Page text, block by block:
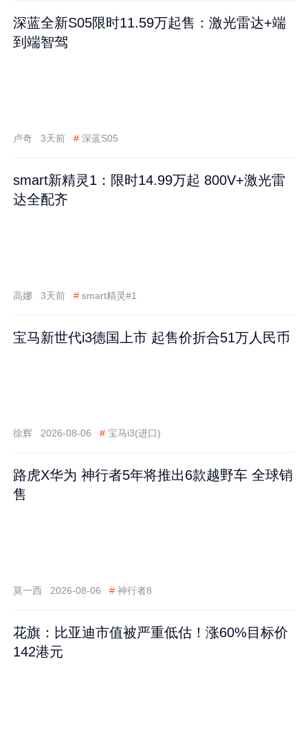
深蓝全新S05限时11.59万起售：激光雷达+端
到端智驾
卢奇 3天前 # 深蓝S05
smart新精灵1：限时14.99万起 800V+激光雷
达全配齐
高娜 3天前 # smart精灵#1
宝马新世代i3德国上市 起售价折合51万人民币
徐辉 2026-08-06 # 宝马i3(进口)
路虎X华为 神行者5年将推出6款越野车 全球销
售
莫一西 2026-08-06 # 神行者8
花旗：比亚迪市值被严重低估！涨60%目标价
142港元